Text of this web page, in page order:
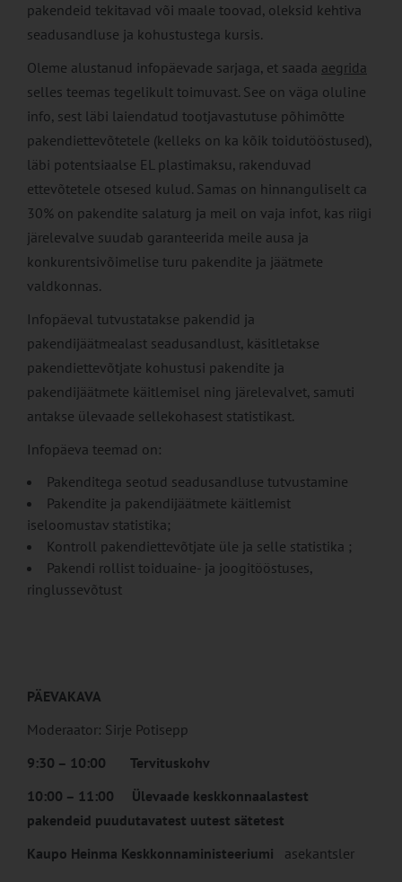
pakendeid tekitavad või maale toovad, oleksid kehtiva
seadusandluse ja kohustustega kursis.
Oleme alustanud infopäevade sarjaga, et saada aegrida
selles teemas tegelikult toimuvast. See on väga oluline
info, sest läbi laiendatud tootjavastutuse põhimõtte
pakendiettevõtetele (kelleks on ka kõik toidutööstused),
läbi potentsiaalse EL plastimaksu, rakenduvad
ettevõtetele otsesed kulud. Samas on hinnanguliselt ca
30% on pakendite salaturg ja meil on vaja infot, kas riigi
järelevalve suudab garanteerida meile ausa ja
konkurentsivõimelise turu pakendite ja jäätmete
valdkonnas.
Infopäeval tutvustatakse pakendid ja
pakendijäätmealast seadusandlust, käsitletakse
pakendiettevõtjate kohustusi pakendite ja
pakendijäätmete käitlemisel ning järelevalvet, samuti
antakse ülevaade sellekohasest statistikast.
Infopäeva teemad on:
Pakenditega seotud seadusandluse tutvustamine
Pakendite ja pakendijäätmete käitlemist
iseloomustav statistika;
Kontroll pakendiettevõtjate üle ja selle statistika ;
Pakendi rollist toiduaine- ja joogitööstuses,
ringlussevõtust
PÄEVAKAVA
Moderaator: Sirje Potisepp
9:30 – 10:00 Tervituskohv
10:00 – 11:00
Ülevaade keskkonnaalastest
pakendeid puudutavatest uutest sätetest
Kaupo Heinma Keskkonnaministeeriumi
asekantsler